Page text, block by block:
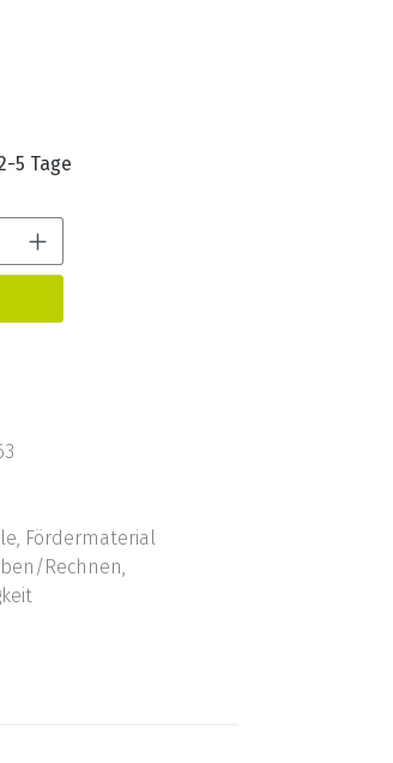
5 Tage
Fördermaterial
Rechnen,